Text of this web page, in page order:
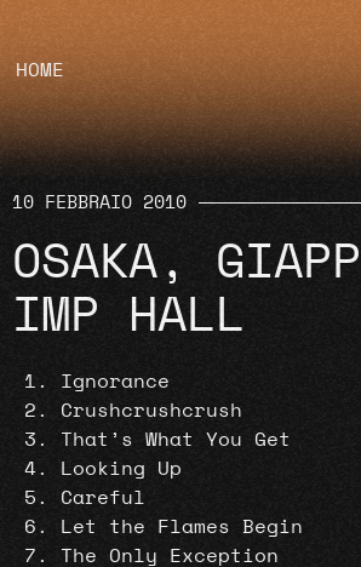
HOME
10 FEBBRAIO 2010
OSAKA,
IMP HALL
Ignorance
Crushcrushcrush
That’s What You Get
Looking Up
Careful
Let the Flames Begin
The Only Exception